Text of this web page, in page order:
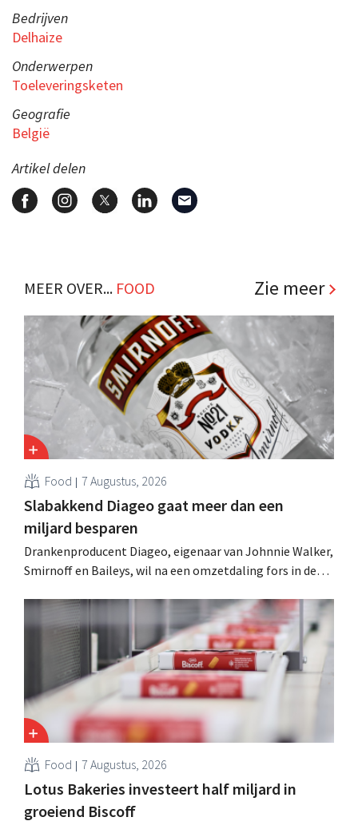
Bedrijven
Delhaize
Onderwerpen
Toeleveringsketen
Geografie
België
Artikel delen
MEER OVER... FOOD Zie meer
Food 7 Augustus, 2026
Slabakkend Diageo gaat meer dan een
miljard besparen
Drankenproducent Diageo, eigenaar van Johnnie Walker,
Smirnoff en Baileys, wil na een omzetdaling fors in de
andere Guiness en voorgemixte cocktails.
Food 7 Augustus, 2026
Lotus Bakeries investeert half miljard in
groeiend Biscoff